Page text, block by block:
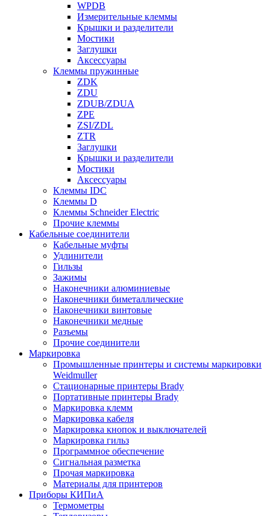
WPDB
Измерительные клеммы
Крышки и разделители
Мостики
Заглушки
Аксессуары
Клеммы пружинные
ZDK
ZDU
ZDUB/ZDUA
ZPE
ZSI/ZDL
ZTR
Заглушки
Крышки и разделители
Мостики
Аксессуары
Клеммы IDC
Клеммы D
Клеммы Schneider Electric
Прочие клеммы
Кабельные соединители
Кабельные муфты
Удлинители
Гильзы
Зажимы
Наконечники алюминиевые
Наконечники биметаллические
Наконечники винтовые
Наконечники медные
Разъемы
Прочие соединители
Маркировка
Промышленные принтеры и системы маркировки
Weidmuller
Стационарные принтеры Brady
Портативные принтеры Brady
Маркировка клемм
Маркировка кабеля
Маркировка кнопок и выключателей
Маркировка гильз
Программное обеспечение
Сигнальная разметка
Прочая маркировка
Материалы для принтеров
Приборы КИПиА
Термометры